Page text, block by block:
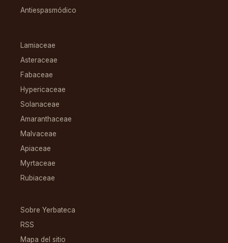
Antiespasmódico
Lamiaceae
Asteraceae
Fabaceae
Hypericaceae
Solanaceae
Amaranthaceae
Malvaceae
Apiaceae
Myrtaceae
Rubiaceae
Sobre Yerbateca
RSS
Mapa del sitio